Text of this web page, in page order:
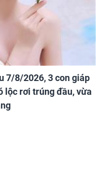
7/8/2026, 3 con giáp
lộc rơi trúng đầu, vừa